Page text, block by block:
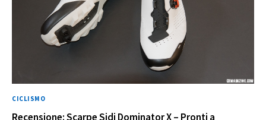
CICLISMO
Recensione: Scarpe Sidi Dominator X – Pronti a